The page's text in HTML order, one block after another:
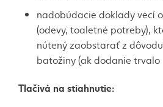
nadobúdacie doklady vecí
(odevy, toaletné potreby),
nútený zaobstarať z
batožiny (ak dodanie trvalo
Tlačivá na stiahnutie: